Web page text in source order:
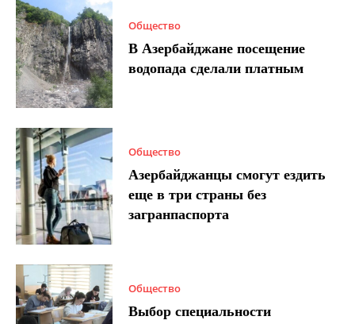
Общество
В Азербайджане посещение
водопада сделали платным
Общество
Азербайджанцы смогут ездить
еще в три страны без
загранпаспорта
Общество
Выбор специальности